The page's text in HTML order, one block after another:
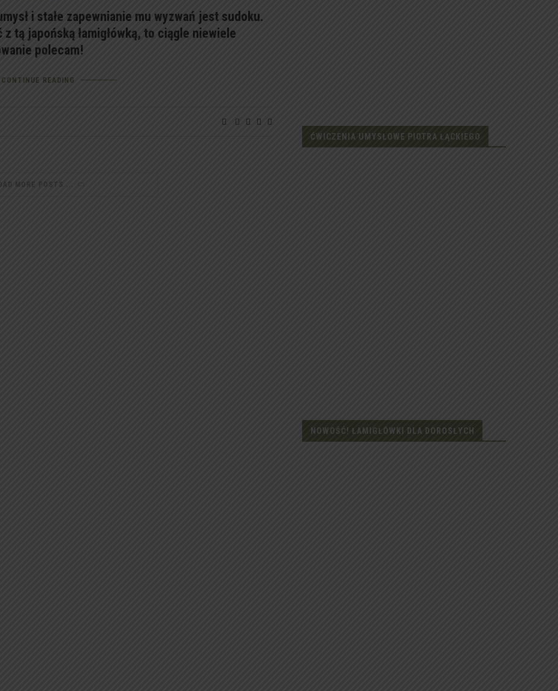
i stałe zapewnianie mu wyzwań jest sudoku.
tą japońską łamigłówką, to ciągle niewiele
polecam!
CONTINUE READING
MORE POSTS
ĆWICZENIA UMYSŁOWE PIOTRA ŁĄCKIEGO
NOWOŚĆ! ŁAMIGŁÓWKI DLA DOROSŁYCH